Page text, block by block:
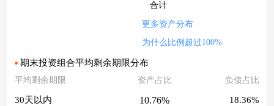
合计
更多资产分布
为什么比例超过100%
期末投资组合平均剩余期限分布
平均剩余期限 资产占比 负债占比
30天以内 10.76% 18.36%